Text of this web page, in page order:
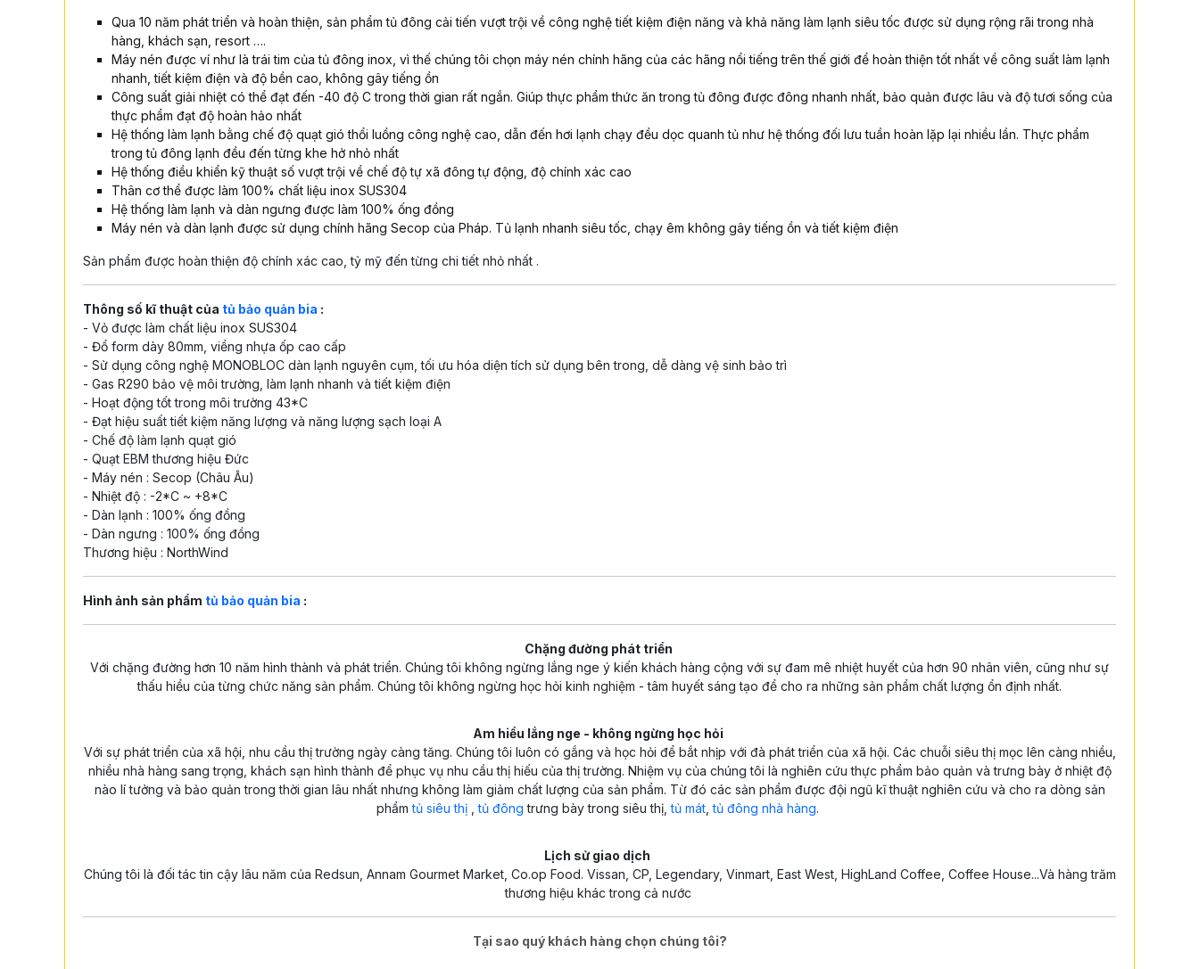
Qua 10 năm phát triển và hoàn thiện, sản phẩm tủ đông cải tiến vượt trội về công nghệ tiết kiệm điện năng và khả năng làm lạnh siêu tốc được sử dụng rộng rãi trong nhà
hàng, khách sạn, resort ….
Máy nén được ví như là trái tim của tủ đông inox, vì thế chúng tôi chọn máy nén chính hãng của các hãng nổi tiếng trên thế giới để hoàn thiện tốt nhất về công suất làm lạnh
nhanh, tiết kiệm điện và độ bền cao, không gây tiếng ồn
Công suất giải nhiệt có thể đạt đến -40 độ C trong thời gian rất ngắn. Giúp thực phẩm thức ăn trong tủ đông được đông nhanh nhất, bảo quản được lâu và độ tươi sống của
thực phẩm đạt độ hoàn hảo nhất
Hệ thống làm lạnh bằng chế độ quạt gió thổi luồng công nghệ cao, dẫn đến hơi lạnh chạy đều dọc quanh tủ như hệ thống đối lưu tuần hoàn lặp lại nhiều lần. Thực phẩm
trong tủ đông lạnh đều đến từng khe hở nhỏ nhất
Hệ thống điều khiển kỹ thuật số vượt trội về chế độ tự xã đông tự động, độ chính xác cao
Thân cơ thể được làm 100% chất liệu inox SUS304
Hệ thống làm lạnh và dàn ngưng được làm 100% ống đồng
Máy nén và dàn lạnh được sử dụng chính hãng Secop của Pháp. Tủ lạnh nhanh siêu tốc, chạy êm không gây tiếng ồn và tiết kiệm điện
Sản phẩm được hoàn thiện độ chính xác cao, tỷ mỹ đến từng chi tiết nhỏ nhất .
Thông số kĩ thuật của tủ bảo quản bia :
- Vỏ được làm chất liệu inox SUS304
- Đổ form dày 80mm, viềng nhựa ốp cao cấp
- Sử dụng công nghệ MONOBLOC dàn lạnh nguyên cụm, tối ưu hóa diện tích sử dụng bên trong, dễ dàng vệ sinh bảo trì
- Gas R290 bảo vệ môi trường, làm lạnh nhanh và tiết kiệm điện
- Hoạt động tốt trong môi trường 43*C
- Đạt hiệu suất tiết kiệm năng lượng và năng lượng sạch loại A
- Chế độ làm lạnh quạt gió
- Quạt EBM thương hiệu Đức
- Máy nén : Secop (Châu Âu)
- Nhiệt độ : -2*C ~ +8*C
- Dàn lạnh : 100% ống đồng
- Dàn ngưng : 100% ống đồng
Thương hiệu : NorthWind
Hình ảnh sản phẩm tủ bảo quản bia :
Chặng đường phát triển
Với chặng đường hơn 10 năm hình thành và phát triển. Chúng tôi không ngừng lắng nge ý kiến khách hàng cộng với sự đam mê nhiệt huyết của hơn 90 nhân viên, cũng như sự
thấu hiểu của từng chức năng sản phẩm. Chúng tôi không ngừng học hỏi kinh nghiệm - tâm huyết sáng tạo để cho ra những sản phẩm chất lượng ổn định nhất.
Am hiểu lắng nge - không ngừng học hỏi
Với sự phát triển của xã hội, nhu cầu thị trường ngày càng tăng. Chúng tôi luôn có gắng và học hỏi để bắt nhịp với đà phát triển của xã hội. Các chuỗi siêu thị mọc lên càng nhiều,
nhiều nhà hàng sang trọng, khách sạn hình thành để phục vụ nhu cầu thị hiếu của thị trường. Nhiệm vụ của chúng tôi là nghiên cứu thực phẩm bảo quản và trưng bày ở nhiệt độ
nào lí tưởng và bảo quản trong thời gian lâu nhất nhưng không làm giảm chất lượng của sản phẩm. Từ đó các sản phẩm được đội ngũ kĩ thuật nghiên cứu và cho ra dòng sản
phẩmtủ siêu thị ,tủ đông trưng bày trong siêu thị,tủ mát ,tủ đông nhà hàng.
Lịch sử giao dịch
Chúng tôi là đối tác tin cậy lâu năm của Redsun, Annam Gourmet Market, Co.op Food. Vissan, CP, Legendary, Vinmart, East West, HighLand Coffee, Coffee House...Và hàng trăm
thương hiệu khác trong cả nước
Tại sao quý khách hàng chọn chúng tôi?